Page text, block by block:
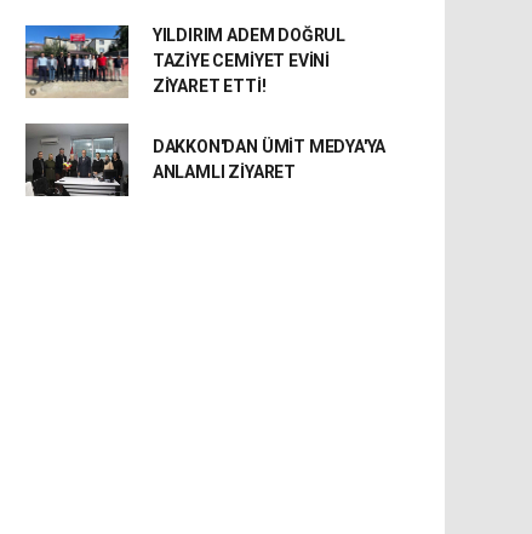
YILDIRIM ADEM DOĞRUL
TAZİYE CEMİYET EVİNİ
ZİYARET ETTİ!
DAKKON'DAN ÜMİT MEDYA'YA
ANLAMLI ZİYARET